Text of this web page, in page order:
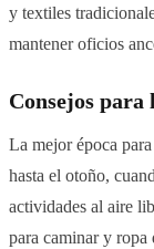
y textiles
mantener oficios
Consejos para
La mejor época
hasta el otoño,
actividades al aire
para caminar y ropa